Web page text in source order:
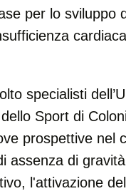
per lo sviluppo
specialisti
Sport di
prospettive nel
assenza di
l'attivazione